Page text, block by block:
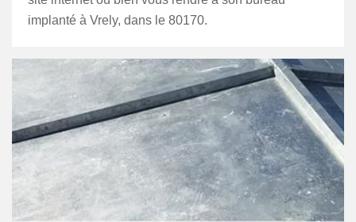
implanté à Vrely, dans le 80170.